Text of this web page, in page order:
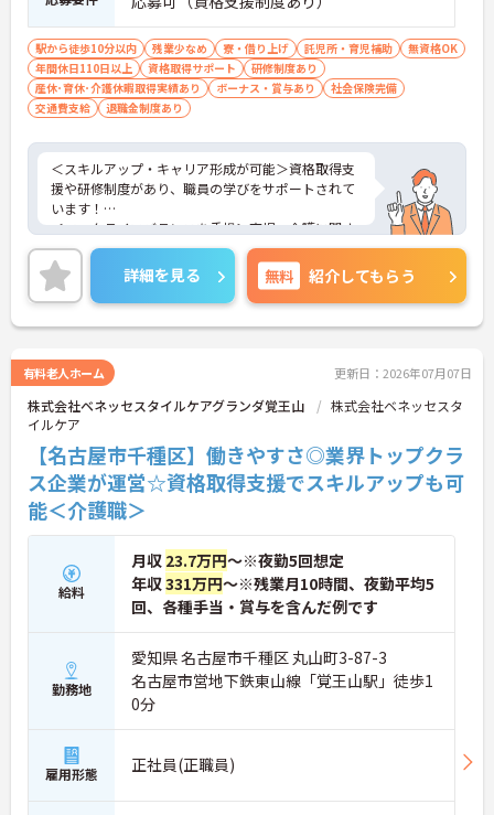
駅から徒歩10分以内 残業少なめ 寮・借り上げ 託児所・育児補助
無資格OK
年間休日110日以上
資格取得サポート
研修制度あり
産休･育休･介護休暇取得実績あり
ボーナス・賞与あり
社会保険完備
交通費支給
退職金制度あり
＜スキルアップ・キャリア形成が可能＞資格取得支
援や研修制度があり、職員の学びをサポートされて
います！
＜ワークライフバランスを重視＞育児・介護に関す
る制度や社宅制度、各種手当など、長く安心して働
きやすい環境が整っています。
＜寄り添ったケアの実施＞利用者さまに深く寄り添
ったサービスの提供を目指し、職員の専門性を高め
るような人材育成にも注力されています。
詳細をお話ししますのでお気軽にご相談ください！
詳細を見る 無料 紹介してもらう
有料老人ホーム 更新日：2026年07月07日
株式会社ベネッセスタイルケアグランダ覚王山
株式会社ベネッセスタ
イルケア
【名古屋市千種区】働きやすさ◎業界トップクラ
ス企業が運営☆資格取得支援でスキルアップも可
能＜介護職＞
給料
月収 23.7万円～※夜勤5回想定
年収331万円～※残業月10時間、夜勤平均5
回、各種手当・賞与を含んだ例です
勤務地
愛知県 名古屋市千種区 丸山町3-87-3
名古屋市営地下鉄東山線「覚王山駅」徒歩1
0分
雇用形態 正社員(正職員)